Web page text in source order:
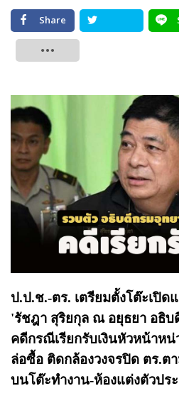
Share
ป.ป.ช.-ตร. เตรียมตั้งโต๊ะเปิ
'รัชฎา สุริยกุล ณ อยุธยา อธิ
คดีกรณีเรียกรับเงินหัวหน้าห
ล่อซื้อ ติดกล้องวงจรปิด ตร.ต
บนโต๊ะทำงาน-ห้องแต่งตัวปร